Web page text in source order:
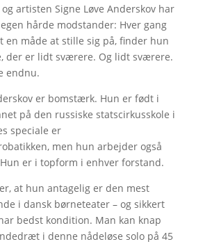
artisten Signe Løve Anderskov har
hårde modstander: Hver gang
en måde at stille sig på, finder hun
der er lidt sværere. Og lidt sværere.
endnu.
er bomstærk. Hun er født i
på den russiske statscirkusskole i
speciale er
men hun arbejder også
er i topform i enhver forstand.
at hun antagelig er den mest
i dansk børneteater – og sikkert
bedst kondition. Man kan knap
i denne nådeløse solo på 45